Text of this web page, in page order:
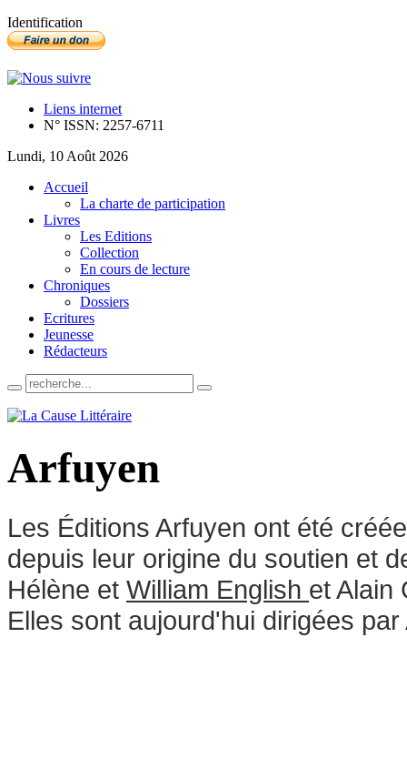
Identification
Liens internet
N° ISSN: 2257-6711
Lundi, 10 Août 2026
Accueil
La charte de participation
Livres
Les Editions
Collection
En cours de lecture
Chroniques
Dossiers
Ecritures
Jeunesse
Rédacteurs
Arfuyen
Les Éditions Arfuyen ont été
depuis leur origine du soutien et
Hélène et William English et Alain
Elles sont aujourd'hui dirigées